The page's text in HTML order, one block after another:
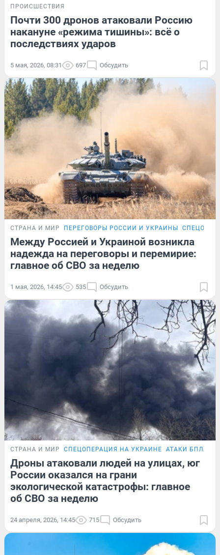
ПРОИСШЕСТВИЯ
Почти 300 дронов атаковали Россию
накануне «режима тишины»: всё о
последствиях ударов
5 мая, 2026, 08:31 697 Обсудить
СТРАНА И МИР ПЕРЕГОВОРЫ РОССИИ И УКРАИНЫ
Между Россией и Украиной возникла
надежда на переговоры и перемирие:
главное об СВО за неделю
1 мая, 2026, 14:45 535 Обсудить
СТРАНА И МИР СПЕЦОПЕРАЦИЯ НА УКРАИНЕ АТАКИ БПЛА
Дроны атаковали людей на улицах, юг
России оказался на грани
экологической катастрофы: главное
об СВО за неделю
24 апреля, 2026, 14:45 715 Обсудить